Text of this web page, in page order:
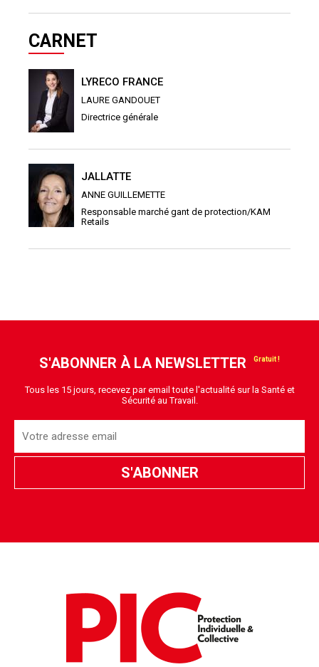
CARNET
LYRECO FRANCE
LAURE GANDOUET
Directrice générale
JALLATTE
ANNE GUILLEMETTE
Responsable marché gant de protection/KAM
Retails
S'ABONNER À LA NEWSLETTER
Tous les 15 jours, recevez par email toute l'actualité sur la Santé et
Sécurité au Travail.